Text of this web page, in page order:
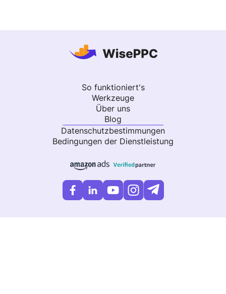
So funktioniert's
Werkzeuge
Über uns
Blog
Datenschutzbestimmungen
Bedingungen der Dienstleistung